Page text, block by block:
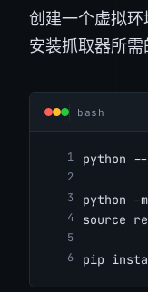
创建一个虚拟
安装抓取器所需
bash
python
python -
source
pip